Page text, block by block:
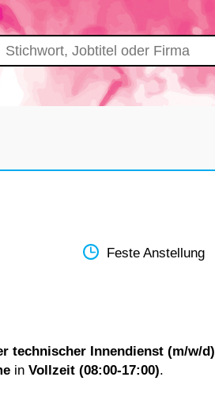
Feste Anstellung
technischer Innendienst (m/w/d)
in Vollzeit (08:00-17:00).